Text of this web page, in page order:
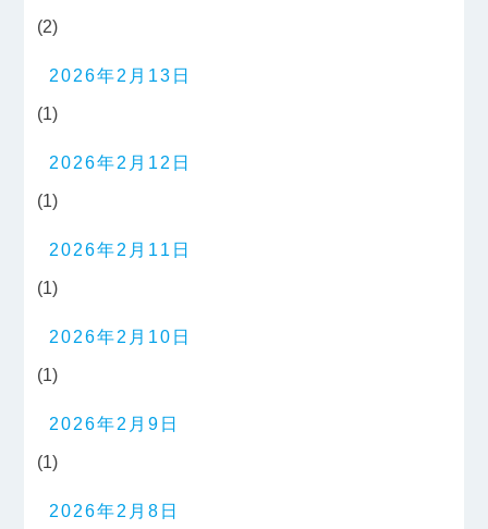
(2)
2026年2月13日
(1)
2026年2月12日
(1)
2026年2月11日
(1)
2026年2月10日
(1)
2026年2月9日
(1)
2026年2月8日